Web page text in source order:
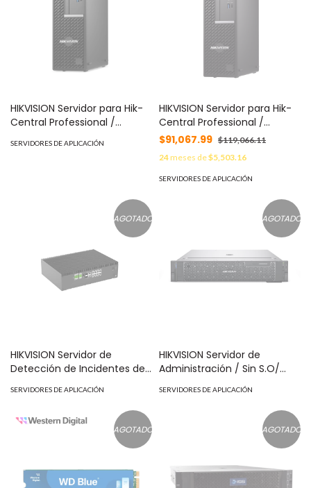
HIKVISION Servidor para Hik-
Central Professional /
Incluye Licencias de 32
Cámaras y 4 Puertas / Intel®
hasta 256 Canales MOD: HC-
SERVIDORES DE APLICACIÓN
HIKVISION Servidor para Hik-
Central Professional /
Incluye Licencias de 32
Cámaras y 4 Puertas / Intel®
Core™ i5-12500 / 64 Bits /
Alto Desempeño / Diseño
hasta 128 Canales MOD:
$91,067.99 $119,066.11
24meses de$5,503.16
SERVIDORES DE APLICACIÓN
AGOTADO
HIKVISION Servidor de
Detección de Incidentes de
Tráfico iDS-TSS300-H / 4
Canales Hasta 4MP /
Detección de 18 Tipos de
Incidentes / Análisis de
Parámetros de Tráfico / 4
Bahías SATA Hasta 32TB /
Compatibilidad Multi- MOD:
IDS-TSS300-H/04/4T
SERVIDORES DE APLICACIÓN
AGOTADO
HIKVISION Servidor de
Administración / Sin S.O/
Procesador 4410Y×2 /
32GB×2 GB RAM RDIMM /2TB
7.2K SATA×2(RAID_1)+2TB
7.2K SATA×2(RAID_1) MOD:
SERVIDORES DE APLICACIÓN
AGOTADO AGOTADO